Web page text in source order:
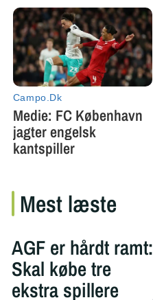
Mest læste
AGF er hårdt ramt:
Skal købe tre
ekstra spillere